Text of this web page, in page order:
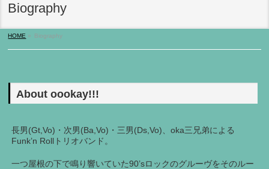
Biography
HOME » Biography
About oookay!!!
長男(Gt,Vo)・次男(Ba,Vo)・三男(Ds,Vo)、oka三兄弟による
Funk’n Rollトリオバンド。
一つ屋根の下で鳴り響いていた90’sロックのグルーヴをそのルー